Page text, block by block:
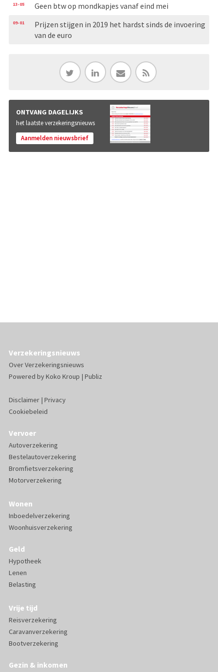
13-05 Geen btw op mondkapjes vanaf eind mei
09-01
Prijzen stijgen in 2019 het hardst sinds de invoering
van de euro
ONTVANG DAGELIJKS
het laatste verzekeringsnieuws
Aanmelden nieuwsbrief
Verzekeringsnieuws
Over Verzekeringsnieuws
Powered byKoko Kroup | Publiz
Disclaimer| Privacy
Cookiebeleid
Vervoer
Autoverzekering
Bestelautoverzekering
Bromfietsverzekering
Motorverzekering
Wonen
Inboedelverzekering
Woonhuisverzekering
Geld
Hypotheek
Lenen
Belasting
Vrije tijd
Reisverzekering
Caravanverzekering
Bootverzekering
Gezin & inkomen